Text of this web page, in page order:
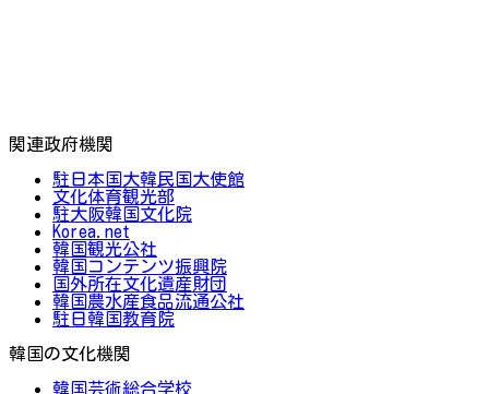
関連政府機関
駐日本国大韓民国大使館
文化体育観光部
駐大阪韓国文化院
Korea.net
韓国観光公社
韓国コンテンツ振興院
国外所在文化遺産財団
韓国農水産食品流通公社
駐日韓国教育院
韓国の文化機関
韓国芸術総合学校